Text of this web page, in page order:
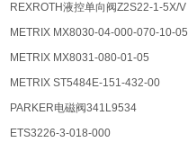
REXROTH液控单向阀Z2S22-1-5X/V
METRIX MX8030-04-000-070-10-05
METRIX MX8031-080-01-05
METRIX ST5484E-151-432-00
PARKER电磁阀341L9534
ETS3226-3-018-000